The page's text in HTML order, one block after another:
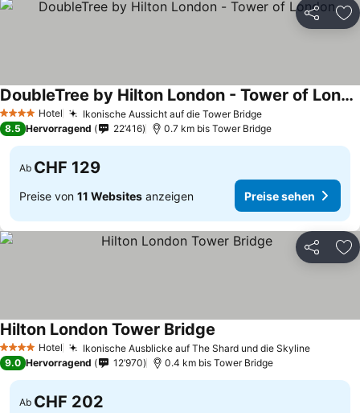
Teilen
4 Sterne Hotel Ikonische Aussicht auf die Tower BridgePreise sehen
DoubleTree by Hilton London - Tower of London
Preise sehen
8.5 Hervorragend 22’416 0.7 km bis Tower Bridge
Ab CHF 129
Preise von 11 Websites anzeigen Preise sehen
Teilen
4 Sterne Hotel Ikonische Ausblicke auf The Shard und die SkylinePreise
Hilton London Tower Bridge
9.0 Hervorragend 12’970 0.4 km bis Tower Bridge
Ab CHF 202